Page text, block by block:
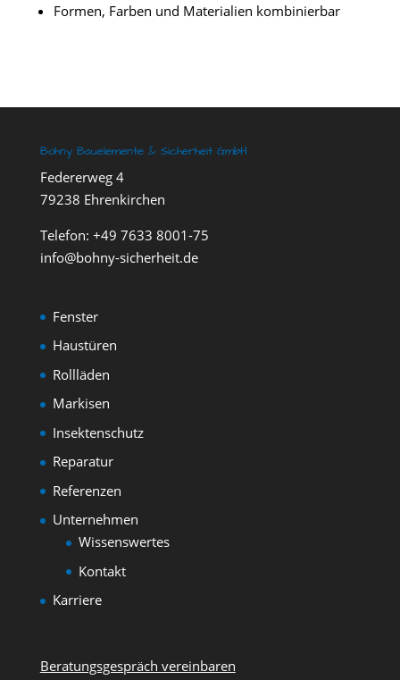
Formen, Farben und Materialien kombinierbar
Bohny Bauelemente & Sicherheit GmbH
Federerweg 4
79238 Ehrenkirchen
Telefon: +49 7633 8001-75
info@bohny-sicherheit.de
Fenster
Haustüren
Rollläden
Markisen
Insektenschutz
Reparatur
Referenzen
Unternehmen
Wissenswertes
Kontakt
Karriere
Beratungsgespräch vereinbaren